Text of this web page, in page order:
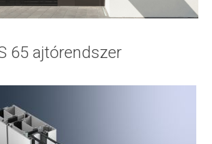
ADS 75 SL.SI ajtórendszer
ADS 90 PL.SI ajtórendszer
65 ajtórendszer